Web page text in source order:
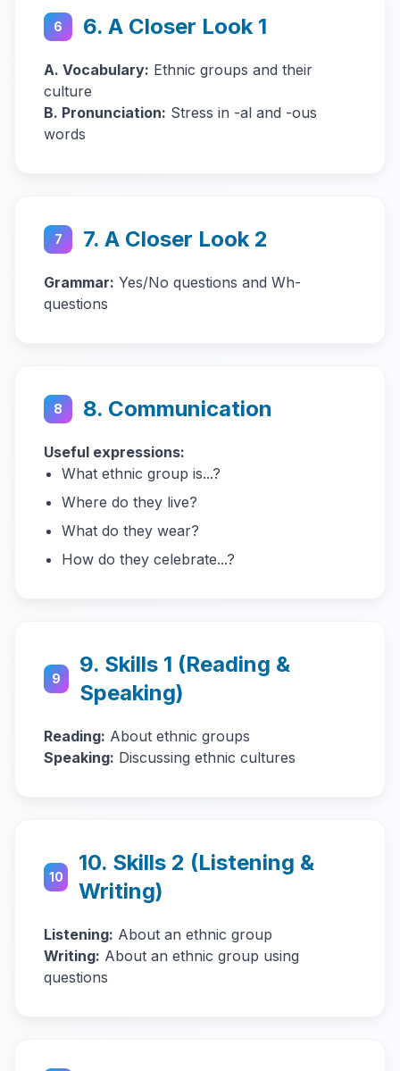
6 6. A Closer Look 1
A. Vocabulary: Ethnic groups and their
culture
B. Pronunciation: Stress in -al and -ous
words
7 7. A Closer Look 2
Grammar: Yes/No questions and Wh-
questions
8 8. Communication
Useful expressions:
What ethnic group is...?
Where do they live?
What do they wear?
How do they celebrate...?
9
9. Skills 1 (Reading &
Speaking)
Reading: About ethnic groups
Speaking: Discussing ethnic cultures
10
10. Skills 2 (Listening &
Writing)
Listening: About an ethnic group
Writing: About an ethnic group using
questions